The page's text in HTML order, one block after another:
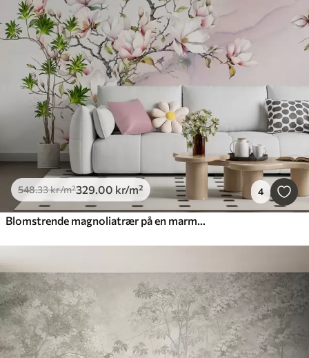
548.33kr/m²329.00 kr/m² 4
Blomstrende magnoliatrær på en marmorbakgrunn